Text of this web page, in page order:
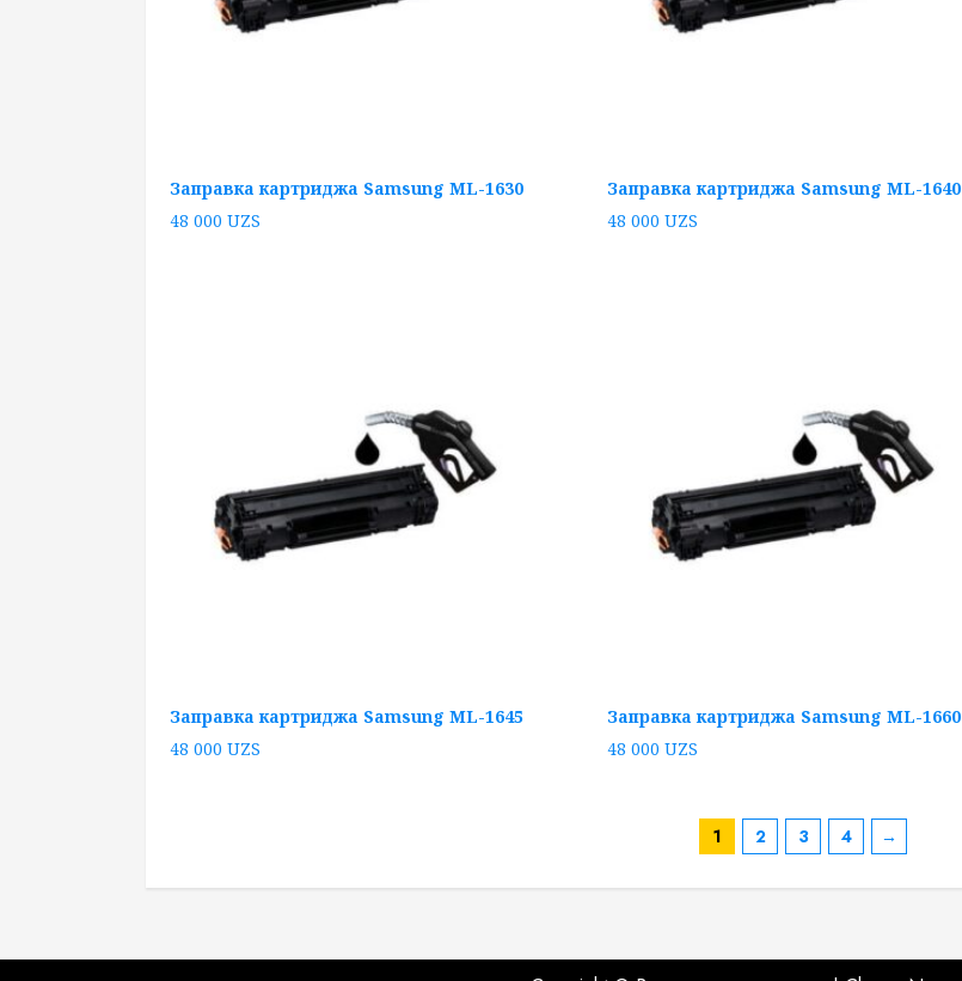
Заправка картриджа Samsung ML-1630
48 000 UZS
Заправка картриджа Samsung ML-1640
48 000UZS
Заправка картриджа Samsung ML-1645
48 000 UZS
Заправка картриджа Samsung ML-1660
48 000UZS
1 2 3 4 →